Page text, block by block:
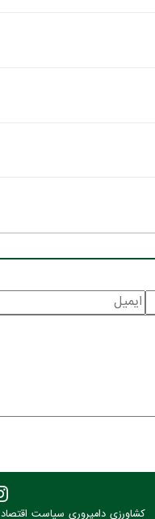
کشاورزی دامپروری سیاست اقتصاد